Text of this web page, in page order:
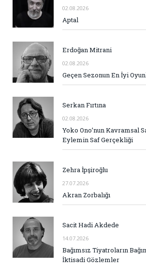
02.08.2026
Aptal
Erdoğan Mitrani
02.08.2026
Geçen Sezonun En İyi
Serkan Fırtına
02.08.2026
Yoko Ono’nun Kavramsal
Eylemin Saf Gerçekliği
Zehra İpşiroğlu
27.07.2026
Akran Zorbalığı
Sacit Hadi Akdede
14.07.2026
Bağımsız Tiyatroların
İktisadi Gözlemler